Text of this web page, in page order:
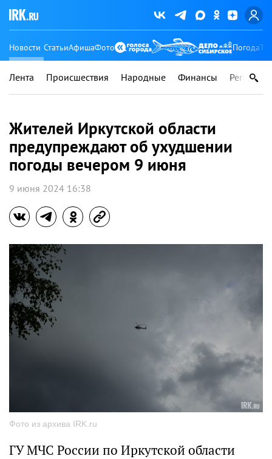
Новости СтатьиАфишаФото Погода
Лента Происшествия Народные Финансы Регионы
Жителей Иркутской области
предупреждают об ухудшении
погоды вечером 9 июня
9 июня 2024 16:38
Фото из архива IRK.ru
ГУ МЧС России по Иркутской области